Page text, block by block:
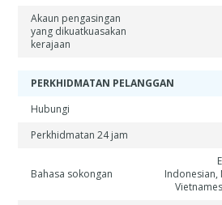
Akaun pengasingan
yang dikuatkuasakan
kerajaan
PERKHIDMATAN PELANGGAN
Hubungi
Perkhidmatan 24 jam
Bahasa sokongan
Indonesian,